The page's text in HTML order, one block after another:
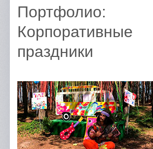
Главная
О компании
Наши услуги
Цены
Отзывы
Портфолио
Контакты
Портфолио:
Корпоративные
праздники